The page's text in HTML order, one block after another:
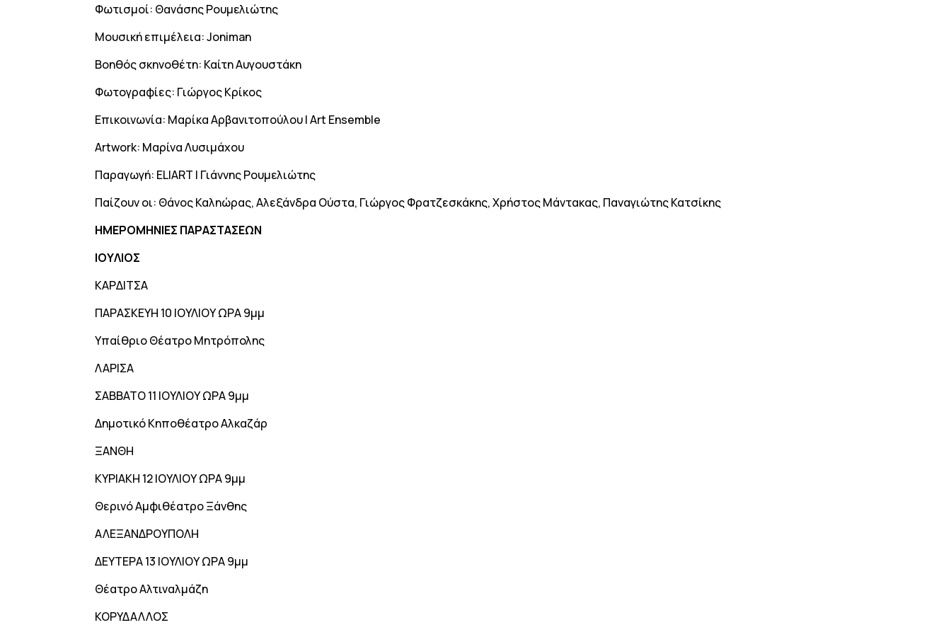
Φωτισμοί: Θανάσης Ρουμελιώτης
Μουσική επιμέλεια: Joniman
Βοηθός σκηνοθέτη: Καίτη Αυγουστάκη
Φωτογραφίες: Γιώργος Κρίκος
Επικοινωνία: Μαρίκα Αρβανιτοπούλου | Art Ensemble
Artwork: Μαρίνα Λυσιμάχου
Παραγωγή: ELIART | Γιάννης Ρουμελιώτης
Παίζουν οι: Θάνος Καληώρας, Αλεξάνδρα Ούστα, Γιώργος Φρατζεσκάκης, Χρήστος Μάντακας, Παναγιώτης Κατσίκης
ΗΜΕΡΟΜΗΝΙΕΣ ΠΑΡΑΣΤΑΣΕΩΝ
IOYΛΙΟΣ
KAΡΔΙΤΣΑ
ΠΑΡΑΣΚΕΥΗ 10 ΙΟΥΛΙΟΥ ΩΡΑ 9μμ
Υπαίθριο Θέατρο Μητρόπολης
ΛΑΡΙΣΑ
ΣΑΒΒΑΤΟ 11 ΙΟΥΛΙΟΥ ΩΡΑ 9μμ
Δημοτικό Κηποθέατρο Αλκαζάρ
ΞΑΝΘΗ
ΚΥΡΙΑΚΗ 12 ΙΟΥΛΙΟΥ ΩΡΑ 9μμ
Θερινό Αμφιθέατρο Ξάνθης
ΑΛΕΞΑΝΔΡΟΥΠΟΛΗ
ΔΕΥΤΕΡΑ 13 ΙΟΥΛΙΟΥ ΩΡΑ 9μμ
Θέατρο Αλτιναλμάζη
ΚΟΡΥΔΑΛΛΟΣ